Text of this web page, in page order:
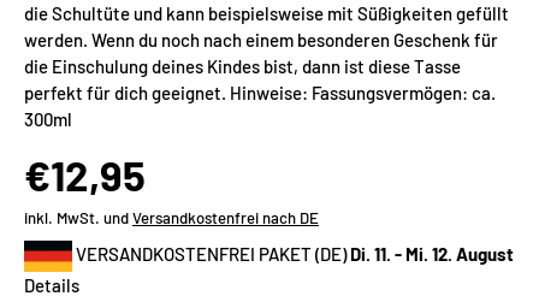
die Schultüte und kann beispielsweise mit Süßigkeiten gefüllt
werden. Wenn du noch nach einem besonderen Geschenk für
die Einschulung deines Kindes bist, dann ist diese Tasse
perfekt für dich geeignet. Hinweise: Fassungsvermögen: ca.
300ml
€12,95
inkl. MwSt. undVersandkostenfrei nach DE
VERSANDKOSTENFREI PAKET (DE)Di. 11. - Mi. 12. August
Details